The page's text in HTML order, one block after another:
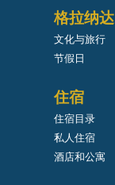
格拉纳达
文化与旅行
节假日
住宿
住宿目录
私人住宿
酒店和公寓